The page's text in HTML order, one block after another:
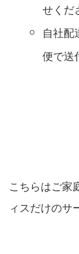
せくだ
自社配
便で送
こちらはご家
ィスだけのサ